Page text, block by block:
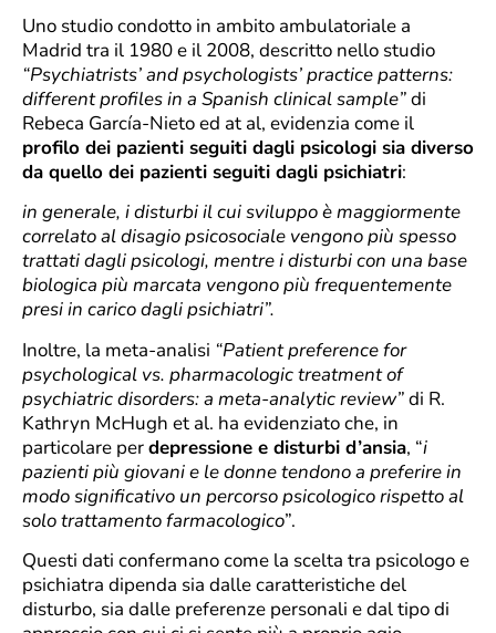
Uno studio condotto in ambito ambulatoriale a
Madrid tra il 1980 e il 2008, descritto nello studio
“Psychiatrists’ and psychologists’ practice patterns:
different profiles in a Spanish clinical sample”di
Rebeca García-Nieto ed at al, evidenzia come il
profilo dei pazienti seguiti dagli psicologi sia diverso
da quello dei pazienti seguiti dagli psichiatri:
in generale, i disturbi il cui sviluppo è maggiormente
correlato al disagio psicosociale vengono più spesso
trattati dagli psicologi, mentre i disturbi con una base
biologica più marcata vengono più frequentemente
presi in carico dagli psichiatri”.
Inoltre, la meta-analisi “Patient preference for
psychological vs. pharmacologic treatment of
psychiatric disorders: a meta-analytic review”di R.
Kathryn McHugh et al. ha evidenziato che, in
particolare perdepressione e disturbi d’ansia, “i
pazienti più giovani e le donne tendono a preferire in
modo significativo un percorso psicologico rispetto al
solo trattamento farmacologico”.
Questi dati confermano come la scelta tra psicologo e
psichiatra dipenda sia dalle caratteristiche del
disturbo, sia dalle preferenze personali e dal tipo di